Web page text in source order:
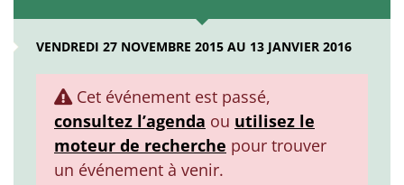
VENDREDI 27 NOVEMBRE 2015 AU 13 JANVIER 2016
Cet événement est passé,
consultez l’agenda ou utilisez le
moteur de recherche pour trouver
un événement à venir.